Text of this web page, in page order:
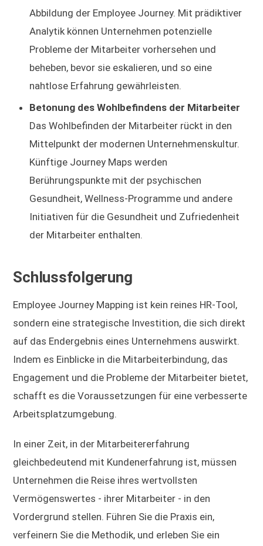
Abbildung der Employee Journey. Mit prädiktiver
Analytik können Unternehmen potenzielle
Probleme der Mitarbeiter vorhersehen und
beheben, bevor sie eskalieren, und so eine
nahtlose Erfahrung gewährleisten.
Betonung des Wohlbefindens der Mitarbeiter
Das Wohlbefinden der Mitarbeiter rückt in den
Mittelpunkt der modernen Unternehmenskultur.
Künftige Journey Maps werden
Berührungspunkte mit der psychischen
Gesundheit, Wellness-Programme und andere
Initiativen für die Gesundheit und Zufriedenheit
der Mitarbeiter enthalten.
Schlussfolgerung
Employee Journey Mapping ist kein reines HR-Tool,
sondern eine strategische Investition, die sich direkt
auf das Endergebnis eines Unternehmens auswirkt.
Indem es Einblicke in die Mitarbeiterbindung, das
Engagement und die Probleme der Mitarbeiter bietet,
schafft es die Voraussetzungen für eine verbesserte
Arbeitsplatzumgebung.
In einer Zeit, in der Mitarbeitererfahrung
gleichbedeutend mit Kundenerfahrung ist, müssen
Unternehmen die Reise ihres wertvollsten
Vermögenswertes - ihrer Mitarbeiter - in den
Vordergrund stellen. Führen Sie die Praxis ein,
verfeinern Sie die Methodik, und erleben Sie ein